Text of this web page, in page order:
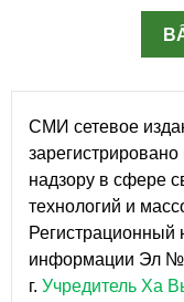
СМИ сетевое
надзору в сфере
технологий и
Регистрационный
информации Эл №
г. Учредитель Ха